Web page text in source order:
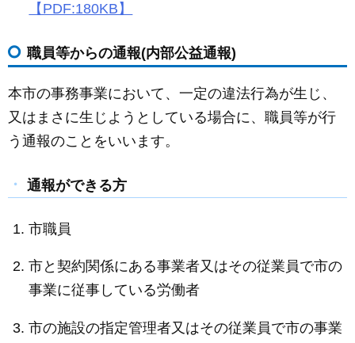
【PDF:180KB】
職員等からの通報(内部公益通報)
本市の事務事業において、一定の違法行為が生じ、
又はまさに生じようとしている場合に、職員等が行
う通報のことをいいます。
通報ができる方
市職員
市と契約関係にある事業者又はその従業員で市の
事業に従事している労働者
市の施設の指定管理者又はその従業員で市の事業